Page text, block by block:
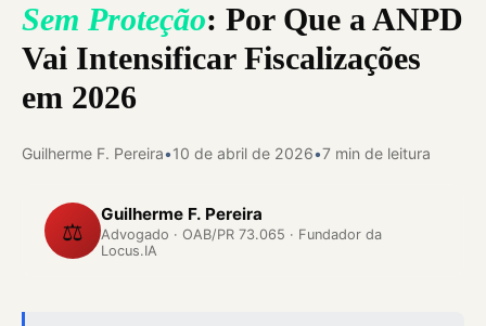
Sem Proteção: Por Que a ANPD
Vai Intensificar Fiscalizações
em 2026
Guilherme F. Pereira•10 de abril de 2026•7 min de leitura
⚖️
Guilherme F. Pereira
Advogado · OAB/PR 73.065 · Fundador da
Locus.IA